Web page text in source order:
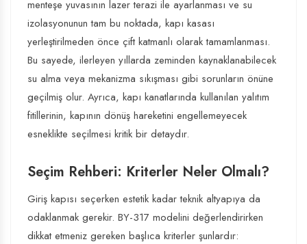
menteşe yuvasının lazer terazi ile ayarlanması ve su
izolasyonunun tam bu noktada, kapı kasası
yerleştirilmeden önce çift katmanlı olarak tamamlanması.
Bu sayede, ilerleyen yıllarda zeminden kaynaklanabilecek
su alma veya mekanizma sıkışması gibi sorunların önüne
geçilmiş olur. Ayrıca, kapı kanatlarında kullanılan yalıtım
fitillerinin, kapının dönüş hareketini engellemeyecek
esneklikte seçilmesi kritik bir detaydır.
Seçim Rehberi: Kriterler Neler Olmalı?
Giriş kapısı seçerken estetik kadar teknik altyapıya da
odaklanmak gerekir. BY-317 modelini değerlendirirken
dikkat etmeniz gereken başlıca kriterler şunlardır: